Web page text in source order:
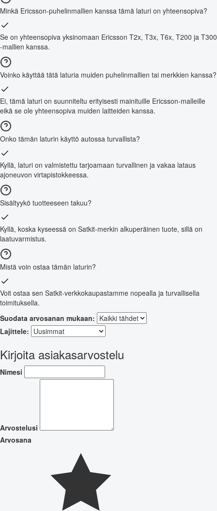
Minkä Ericsson-puhelinmallien kanssa tämä laturi on yhteensopiva?
Se on yhteensopiva yksinomaan Ericsson T2x, T3x, T6x, T200 ja T300
-mallien kanssa.
Voinko käyttää tätä laturia muiden puhelinmallien tai merkkien kanssa?
Ei, tämä laturi on suunniteltu erityisesti mainituille Ericsson-malleille
eikä se ole yhteensopiva muiden laitteiden kanssa.
Onko tämän laturin käyttö autossa turvallista?
Kyllä, laturi on valmistettu tarjoamaan turvallinen ja vakaa lataus
ajoneuvon virtapistokkeessa.
Sisältyykö tuotteeseen takuu?
Kyllä, koska kyseessä on Satkit-merkin alkuperäinen tuote, sillä on
laatuvarmistus.
Mistä voin ostaa tämän laturin?
Voit ostaa sen Satkit-verkkokaupastamme nopealla ja turvallisella
toimituksella.
Suodata arvosanan mukaan:
Lajittele:
Kirjoita asiakasarvostelu
Nimesi
Arvostelusi
Arvosana